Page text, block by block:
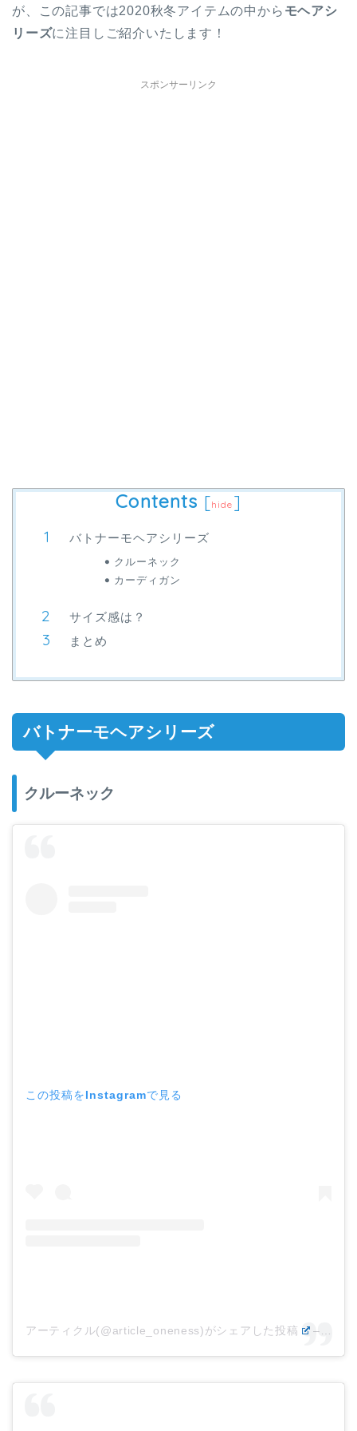
が、この記事では2020秋冬アイテムの中から モヘアシ
リーズに注目しご紹介いたします！
スポンサーリンク
Contents [hide ]
バトナーモヘアシリーズ
クルーネック
カーディガン
サイズ感は？
まとめ
バトナーモヘアシリーズ
クルーネック
この投稿をInstagramで見る
アーティクル(@article_oneness)がシェアした投稿 – 2020